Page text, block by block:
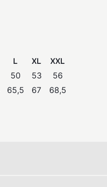
L XL
XXL
50 53 56
65,5 67 68,5